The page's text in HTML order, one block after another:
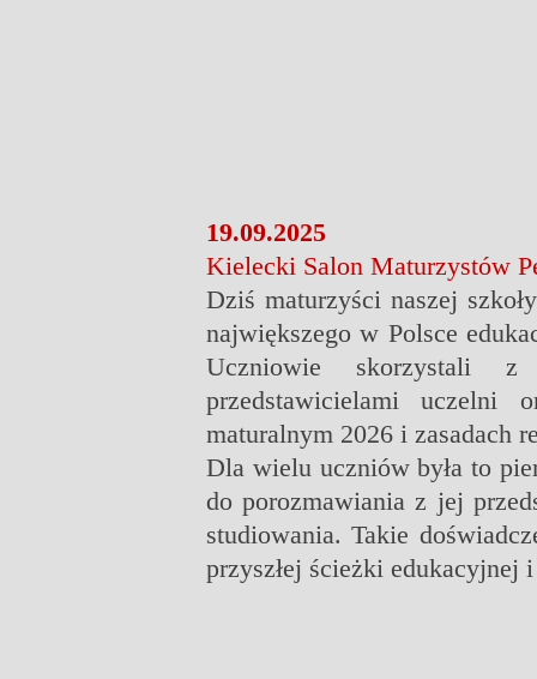
19.09.2025
Kielecki Salon Maturzystów
Dziś maturzyści naszej
największego w Polsce
Uczniowie skorzystali z
przedstawicielami uczelni
maturalnym 2026 i zasadach
Dla wielu uczniów była to
do porozmawiania z jej
studiowania. Takie
przyszłej ścieżki edukacyjnej